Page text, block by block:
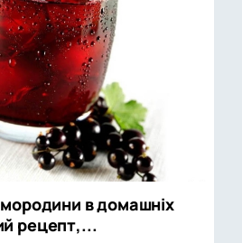
в домашніх
рецепт,...